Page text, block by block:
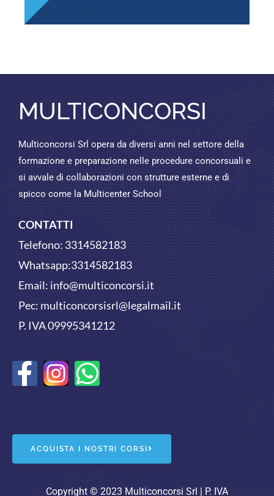
MULTICONCORSI
Multiconcorsi Srl opera da diversi anni nel settore della
formazione e preparazione nelle procedure concorsuali e
si avvale di collaborazioni con strutture esterne e di
spicco come la Multicenter School
CONTATTI
Telefono: 3314582183
Whatsapp:3314582183
Email: info@multiconcorsi.it
Pec: multiconcorsisrl@legalmail.it
P. IVA 09995341212
F
e
b
W
t
s
ACQUISTA I NOSTRI CORSI
Copyright © 2023 Multiconcorsi Srl | P. IVA